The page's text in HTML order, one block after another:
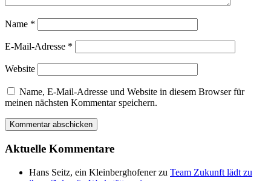
Name *
E-Mail-Adresse *
Website
Name, E-Mail-Adresse und Website in diesem Browser für
meinen nächsten Kommentar speichern.
Aktuelle Kommentare
Hans Seitz, ein Kleinberghofenerzu Team Zukunft lädt zu